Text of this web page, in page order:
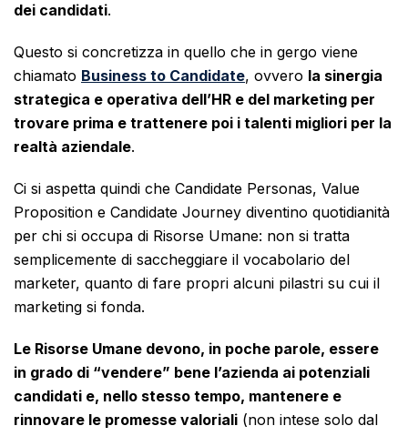
dei candidati.
Questo si concretizza in quello che in gergo viene
chiamato Business to Candidate, ovvero la sinergia
strategica e operativa dell’HR e del marketing per
trovare prima e trattenere poi i talenti migliori per la
realtà aziendale.
Ci si aspetta quindi che Candidate Personas, Value
Proposition e Candidate Journey diventino quotidianità
per chi si occupa di Risorse Umane: non si tratta
semplicemente di saccheggiare il vocabolario del
marketer, quanto di fare propri alcuni pilastri su cui il
marketing si fonda.
Le Risorse Umane devono, in poche parole, essere
in grado di “vendere” bene l’azienda ai potenziali
candidati e, nello stesso tempo, mantenere e
rinnovare le promesse valoriali (non intese solo dal